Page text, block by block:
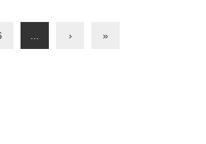
TPM）」に熊本県
歳で上場、現在に至› »